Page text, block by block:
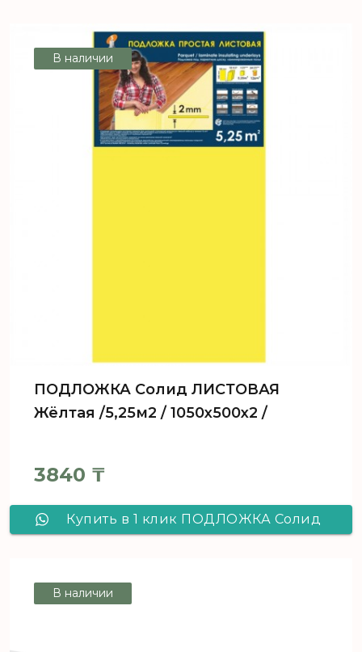
В наличии
ПОДЛОЖКА Солид ЛИСТОВАЯ
Жёлтая /5,25м2 / 1050х500х2 /
3840 ₸
Купить в 1 клик ПОДЛОЖКА Солид
В наличии